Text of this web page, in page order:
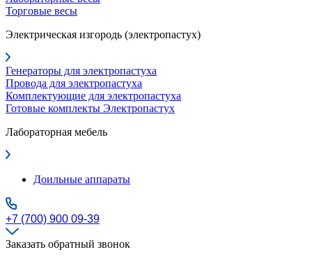
Торговые весы
Электрическая изгородь (электропастух)
Генераторы для электропастуха
Провода для электропастуха
Комплектующие для электропастуха
Готовые комплекты Электропастух
Лабораторная мебель
Доильные аппараты
+7 (700) 900 09-39
Заказать обратный звонок